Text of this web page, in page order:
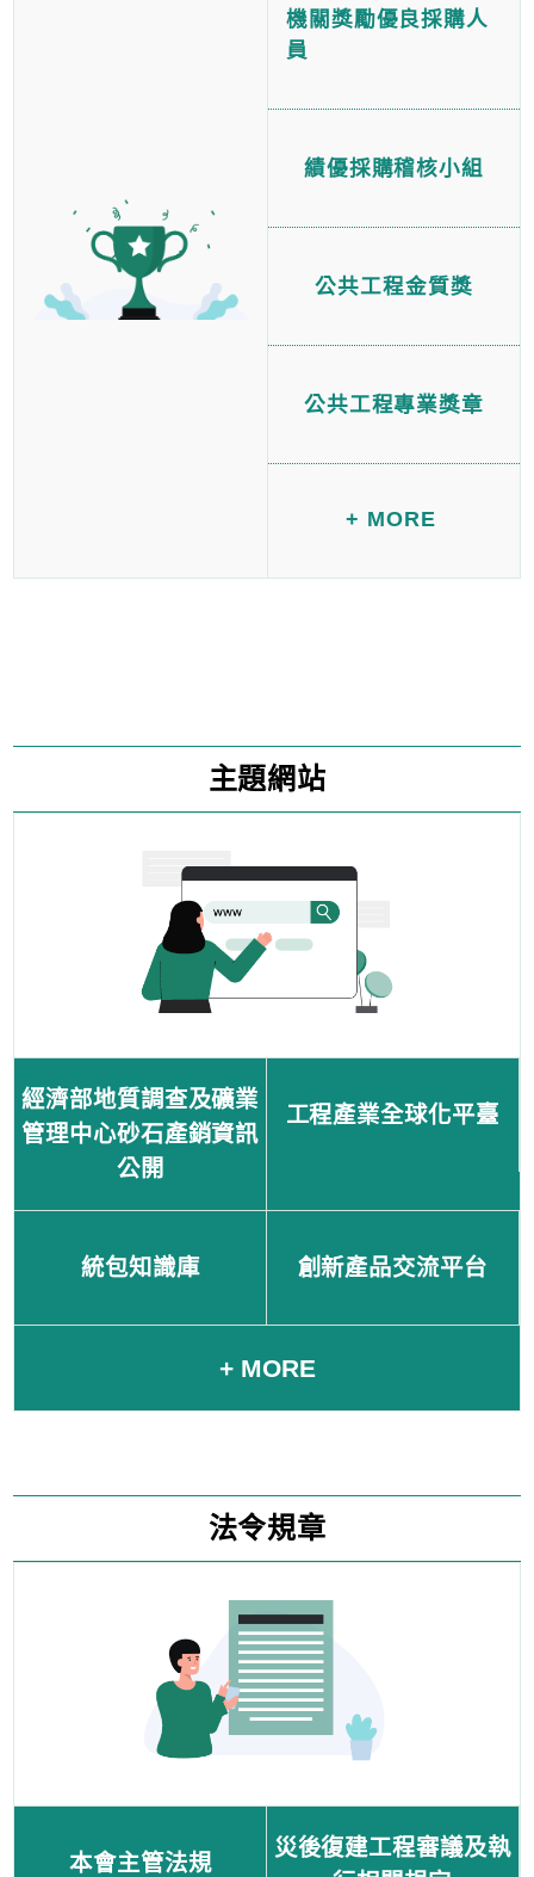
機關獎勵優良採購人
員
績優採購稽核小組
公共工程金質獎
公共工程專業獎章
+ MORE
主題網站
經濟部地質調查及礦業
管理中心砂石產銷資訊
公開
工程產業全球化平臺
統包知識庫 創新產品交流平台
+ MORE
法令規章
本會主管法規
災後復建工程審議及執